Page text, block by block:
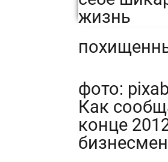
фото:
Как
конце